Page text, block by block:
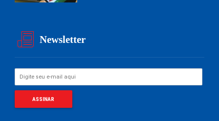
Newsletter